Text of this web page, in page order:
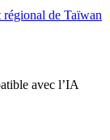
de Taïwan
avec l’IA